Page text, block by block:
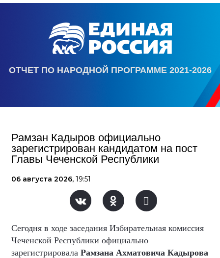
ОТЧЕТ ПО НАРОДНОЙ ПРОГРАММЕ 2021-2026
Рамзан Кадыров официально
зарегистрирован кандидатом на пост
Главы Чеченской Республики
06 августа 2026, 19:51
Сегодня в ходе заседания Избирательная комиссия
Чеченской Республики официально
зарегистрировала Рамзана Ахматовича Кадырова